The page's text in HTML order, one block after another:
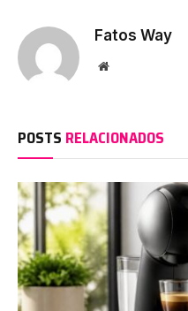
Fatos Way
Website
POSTS RELACIONADOS